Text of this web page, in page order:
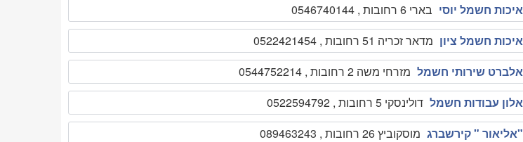
איכות חשמל יוסי בארי 6 רחובות , 0546740144
איכות חשמל ציון מדאר זכריה 51 רחובות , 0522421454
אלברט שירותי חשמל מזרחי משה 2 רחובות , 0544752214
אלון עבודות חשמל דולינסקי 5 רחובות , 0522594792
"אליאור " קירשברג מוסקוביץ 26 רחובות , 089463243